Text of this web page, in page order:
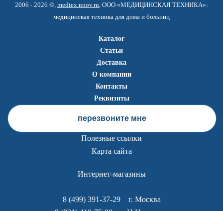
2006 - 2026 ©, medtex.nnov.ru , ООО «МЕДИЦИНСКАЯ ТЕХНИКА»:
медицинская техника для дома и больниц
Каталог
Статьи
Доставка
О компании
Контакты
Реквизиты
перезвоните мне
Полезные ссылки
Карта сайта
Интернет-магазины
8 (499) 391-37-29г. Москва